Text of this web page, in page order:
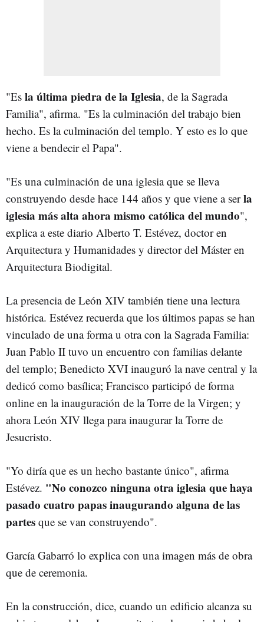
"Es la última piedra de la Iglesia, de la Sagrada
Familia", afirma. "Es la culminación del trabajo bien
hecho. Es la culminación del templo. Y esto es lo que
viene a bendecir el Papa".
"Es una culminación de una iglesia que se lleva
construyendo desde hace 144 años y que viene a serla
iglesia más alta ahora mismo católica del mundo",
explica a este diario Alberto T. Estévez, doctor en
Arquitectura y Humanidades y director del Máster en
Arquitectura Biodigital.
La presencia de León XIV también tiene una lectura
histórica. Estévez recuerda que los últimos papas se han
vinculado de una forma u otra con la Sagrada Familia:
Juan Pablo II tuvo un encuentro con familias delante
del templo; Benedicto XVI inauguró la nave central y la
dedicó como basílica; Francisco participó de forma
online en la inauguración de la Torre de la Virgen; y
ahora León XIV llega para inaugurar la Torre de
Jesucristo.
"Yo diría que es un hecho bastante único", afirma
Estévez. "No conozco ninguna otra iglesia que haya
pasado cuatro papas inaugurando alguna de las
partes que se van construyendo".
García Gabarró lo explica con una imagen más de obra
que de ceremonia.
En la construcción, dice, cuando un edificio alcanza su